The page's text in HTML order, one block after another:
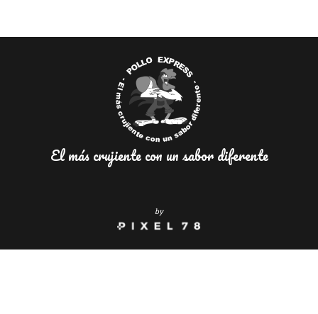
El más crujiente con un sabor diferente
by